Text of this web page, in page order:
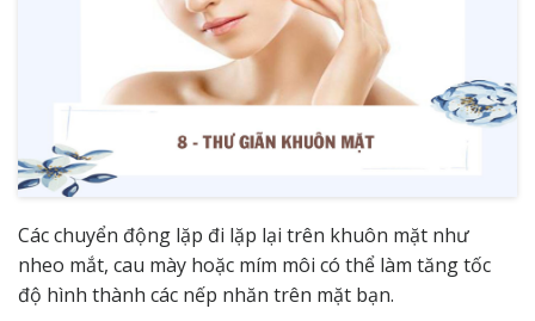
Các chuyển động lặp đi lặp lại trên khuôn mặt như
nheo mắt, cau mày hoặc mím môi có thể làm tăng tốc
độ hình thành các nếp nhăn trên mặt bạn.